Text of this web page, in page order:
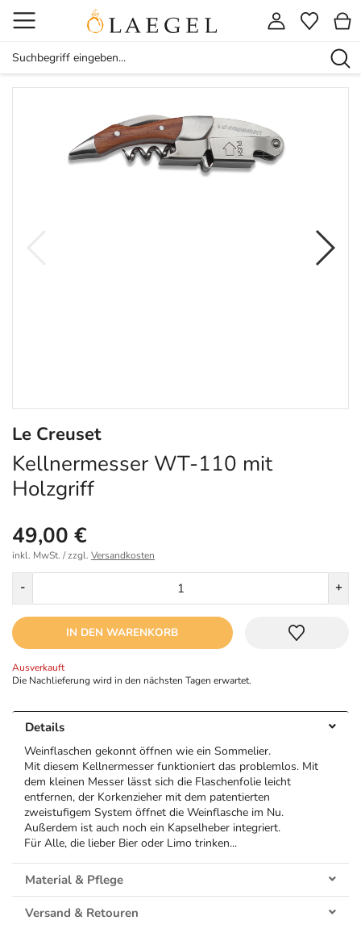
Le Creuset
Kellnermesser WT-110 mit
Holzgriff
49,00 €
inkl. MwSt. / zzgl. Versandkosten
- +
IN DEN WARENKORB
Ausverkauft
Die Nachlieferung wird in den nächsten Tagen erwartet.
Details
Weinflaschen gekonnt öffnen wie ein Sommelier.
Mit diesem Kellnermesser funktioniert das problemlos. Mit
dem kleinen Messer lässt sich die Flaschenfolie leicht
entfernen, der Korkenzieher mit dem patentierten
zweistufigem System öffnet die Weinflasche im Nu.
Außerdem ist auch noch ein Kapselheber integriert.
Für Alle, die lieber Bier oder Limo trinken...
Material & Pflege
Versand & Retouren